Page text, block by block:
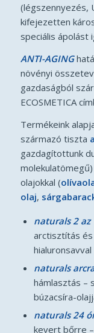
(légszennyezés,
kifejezetten
speciális ápolást
ANTI-AGING
növényi
gazdaságból
ECOSMETICA
Termékeink
származó tiszta
gazdagítottunk
olajokkal (
olaj,
naturals 2 az
arctisztítás és
hialuronsavval
naturals
hámlasztás –
búzacsíra-
naturals 24
kevert bőrre